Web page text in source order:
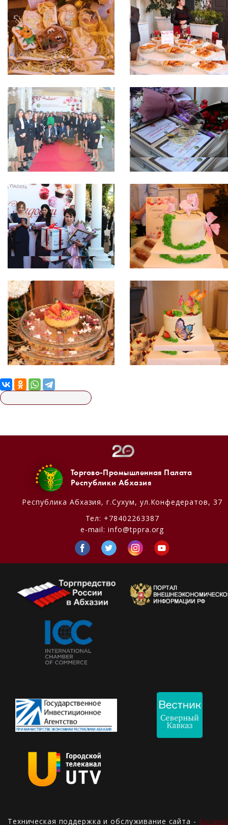
Торгово-Промышленная Палата
Республики Абхазия
Республика Абхазия, г.Сухум, ул.Конфедератов, 37
Тел: +78402263387
e-mail:info@tppra.org
Техническая поддержка и обслуживание сайта -